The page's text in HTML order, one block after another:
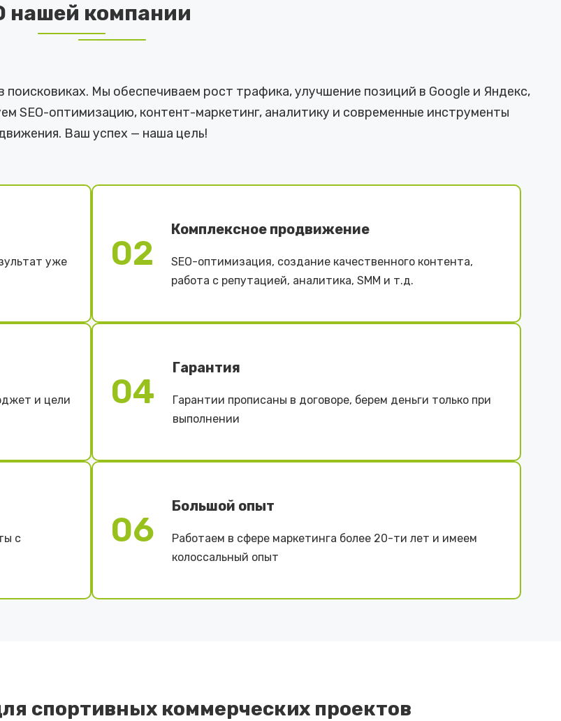
нашей компании
Мы обеспечиваем рост трафика, улучшение позиций в Google и Яндекс,
SEO-оптимизацию, контент-маркетинг, аналитику и современные инструменты
Ваш успех — наша цель!
уже
02
Комплексное продвижение
SEO-оптимизация, создание качественного контента,
работа с репутацией, аналитика, SMM и т.д.
и цели 04
Гарантия
Гарантии прописаны в договоре, берем деньги только при
выполнении
с
06
Большой опыт
Работаем в сфере маркетинга более 20-ти лет и имеем
колоссальный опыт
спортивных коммерческих проектов